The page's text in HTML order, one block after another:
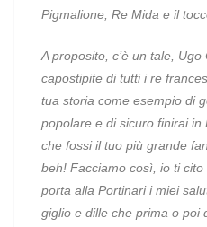
Pigmalione, Re Mida e il
A proposito, c’è un tale,
capostipite di tutti i re
tua storia come esempio di
popolare e di sicuro finirai in
che fossi il tuo più grande
beh! Facciamo così, io ti
porta alla Portinari i miei
giglio e dille che prima o poi